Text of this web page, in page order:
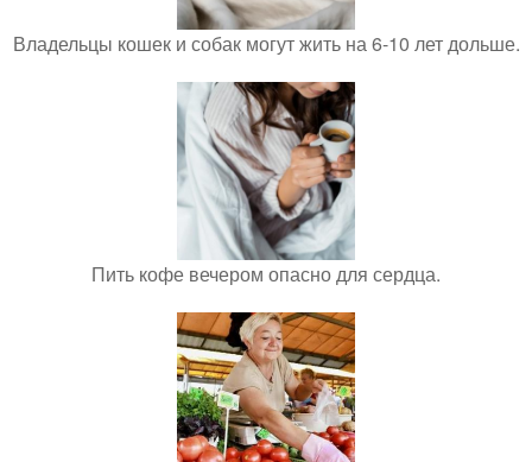
Владельцы кошек и собак могут жить на 6-10 лет дольше.
Пить кофе вечером опасно для сердца.